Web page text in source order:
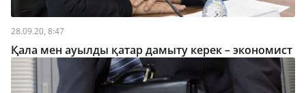
28.09.20, 8:47
Қала мен ауылды қатар дамыту керек – экономист